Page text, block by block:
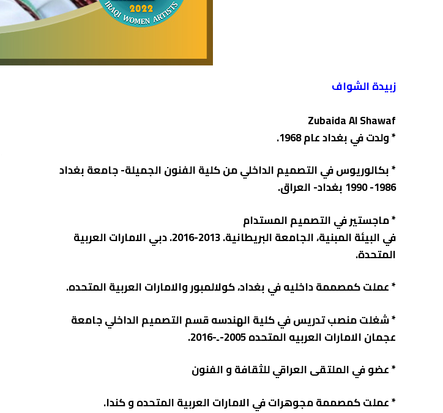
زبيدة الشواف
Zubaida Al Shawaf
‏* ولدت في بغداد عام 1968.
‏* بكالوريوس في التصميم الداخلي من كلية الفنون الجميلة- جامعة بغداد
1986- 1990 بغداد- العراق.
‏* ماجستير في التصميم المستدام
في البيئة المبنية، الجامعة البريطانية. 2013-2016. دبي الامارات العربية
المتحدة.
‏* عملت كمصممة داخليه في بغداد، كولالمبور والامارات العربية المتحده.
‏* شغلت منصب تدريس في كلية الهندسه قسم التصميم الداخلي جامعة
عجمان الامارات العربيه المتحده 2005-ـ-2016.
‏* عضو في الملتقى العراقي للثقافة و الفنون
‏* عملت كمصممة مجوهرات في الامارات العربية المتحده و كندا.